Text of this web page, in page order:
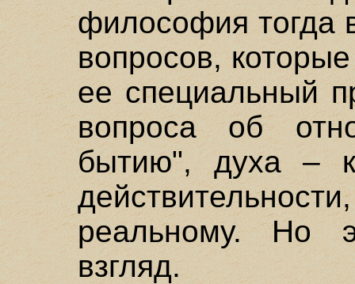
философия тогда
вопросов,
ее специальный
вопроса об
бытию", духа –
реальному. Но
взгляд.